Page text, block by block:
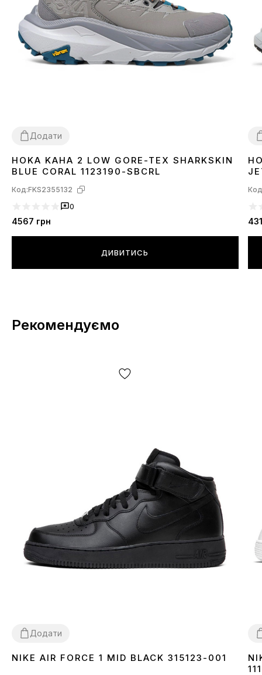
Додати
41
HOKA KAHA 2 LOW GORE-TEX SHARKSKIN
BLUE CORAL 1123190-SBCRL
Код:FKS2355132
0
4567 грн
ДИВИТИСЬ
Рекомендуємо
Додати
3741 4243 4445
NIKE AIR FORCE 1 MID BLACK 315123-001
111